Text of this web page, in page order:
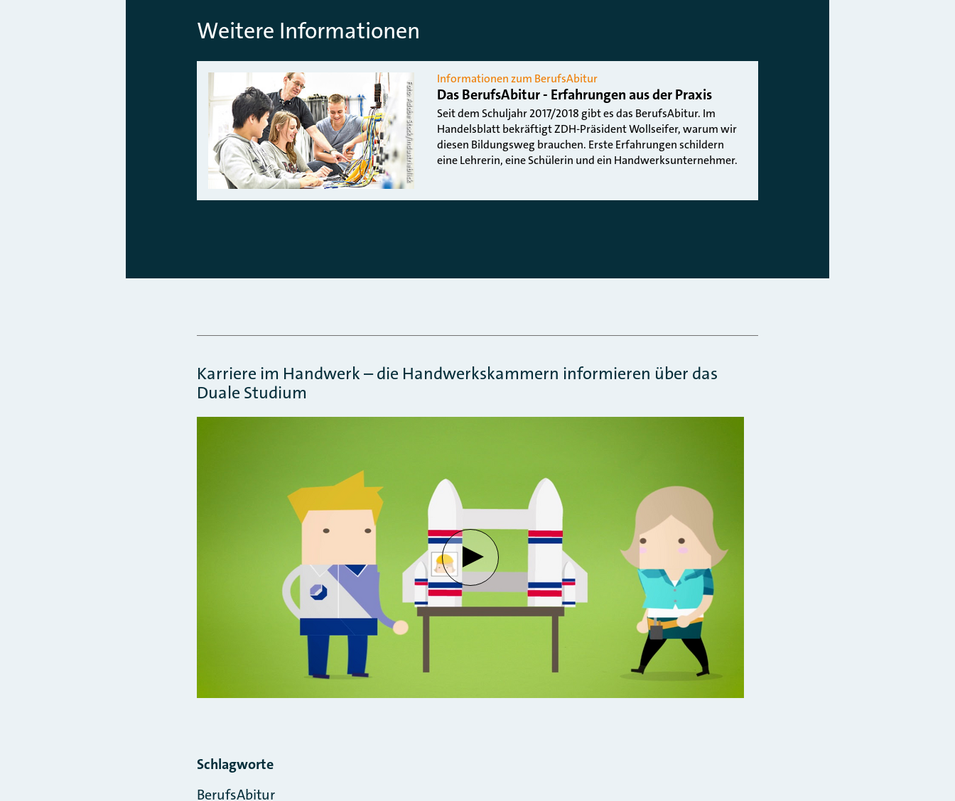
Weitere Informationen
Foto: Adobe Stock/industrieblick
Informationen zum BerufsAbitur
Das BerufsAbitur - Erfahrungen aus der Praxis
Seit dem Schuljahr 2017/2018 gibt es das BerufsAbitur. Im
Handelsblatt bekräftigt ZDH-Präsident Wollseifer, warum wir
diesen Bildungsweg brauchen. Erste Erfahrungen schildern
eine Lehrerin, eine Schülerin und ein Handwerksunternehmer.
Karriere im Handwerk – die Handwerkskammern informieren über das
Duale Studium
Verbindung mit Youtube herstellen und Video abspielen
Schlagworte
BerufsAbitur